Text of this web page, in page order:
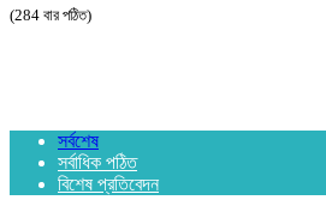
(284 বার পঠিত)
সর্বশেষ
সর্বাধিক পঠিত
বিশেষ প্রতিবেদন